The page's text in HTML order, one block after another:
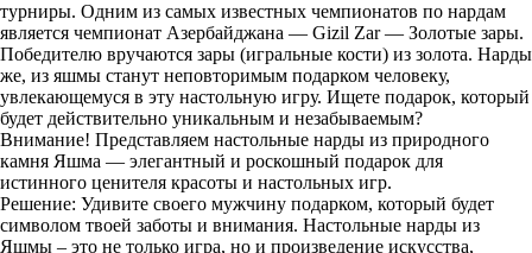
турниры. Одним из самых известных чемпионатов по нардам
является чемпионат Азербайджана — Gizil Zar — Золотые зары.
Победителю вручаются зары (игральные кости) из золота. Нарды
же, из яшмы станут неповторимым подарком человеку,
увлекающемуся в эту настольную игру. Ищете подарок, который
будет действительно уникальным и незабываемым?
Внимание! Представляем настольные нарды из природного
камня Яшма — элегантный и роскошный подарок для
истинного ценителя красоты и настольных игр.
Решение: Удивите своего мужчину подарком, который будет
символом твоей заботы и внимания. Настольные нарды из
Яшмы – это не только игра, но и произведение искусства,